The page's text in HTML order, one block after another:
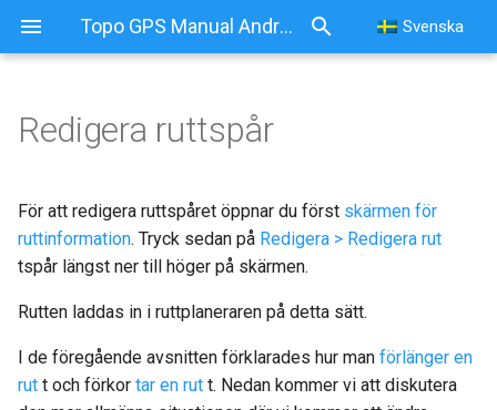
Topo GPS Manual Android Svenska
Redigera ruttspår
För att redigera ruttspåret öppnar du först skärmen för
ruttinformation. Tryck sedan på Redigera > Redigera rut
tspår längst ner till höger på skärmen.
Rutten laddas in i ruttplaneraren på detta sätt.
I de föregående avsnitten förklarades hur man förlänger en
rut t och förkor tar en rut t. Nedan kommer vi att diskutera